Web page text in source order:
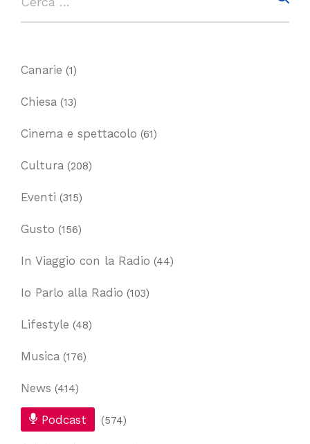
Canarie (1)
Chiesa (13)
Cinema e spettacolo (61)
Cultura (208)
Eventi (315)
Gusto (156)
In Viaggio con la Radio (44)
Io Parlo alla Radio (103)
Lifestyle (48)
Musica (176)
News (414)
Podcast (574)